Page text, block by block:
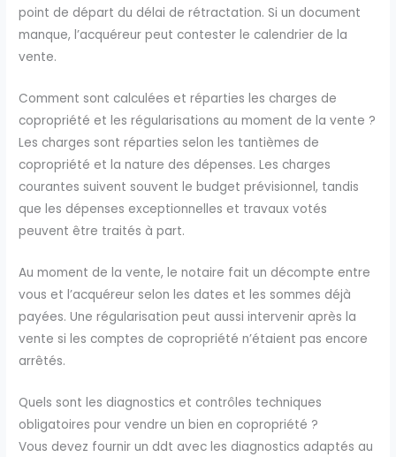
point de départ du délai de rétractation. Si un document
manque, l’acquéreur peut contester le calendrier de la
vente.
Comment sont calculées et réparties les charges de
copropriété et les régularisations au moment de la vente ?
Les charges sont réparties selon les tantièmes de
copropriété et la nature des dépenses. Les charges
courantes suivent souvent le budget prévisionnel, tandis
que les dépenses exceptionnelles et travaux votés
peuvent être traités à part.
Au moment de la vente, le notaire fait un décompte entre
vous et l’acquéreur selon les dates et les sommes déjà
payées. Une régularisation peut aussi intervenir après la
vente si les comptes de copropriété n’étaient pas encore
arrêtés.
Quels sont les diagnostics et contrôles techniques
obligatoires pour vendre un bien en copropriété ?
Vous devez fournir un ddt avec les diagnostics adaptés au